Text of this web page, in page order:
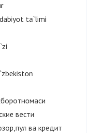
ta`limi
вести
ва кредит